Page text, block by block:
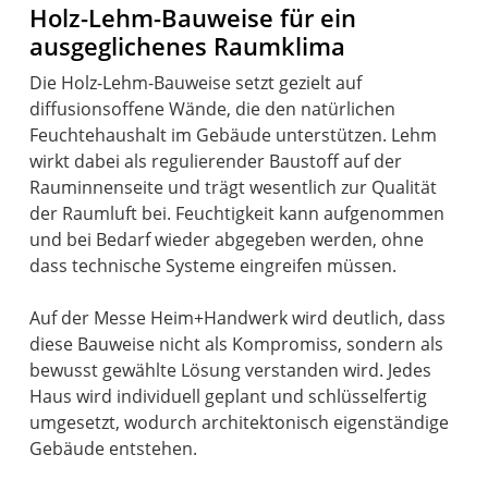
Holz-Lehm-Bauweise für ein
ausgeglichenes Raumklima
Die Holz-Lehm-Bauweise setzt gezielt auf
diffusionsoffene Wände, die den natürlichen
Feuchtehaushalt im Gebäude unterstützen. Lehm
wirkt dabei als regulierender Baustoff auf der
Rauminnenseite und trägt wesentlich zur Qualität
der Raumluft bei. Feuchtigkeit kann aufgenommen
und bei Bedarf wieder abgegeben werden, ohne
dass technische Systeme eingreifen müssen.
Auf der Messe Heim+Handwerk wird deutlich, dass
diese Bauweise nicht als Kompromiss, sondern als
bewusst gewählte Lösung verstanden wird. Jedes
Haus wird individuell geplant und schlüsselfertig
umgesetzt, wodurch architektonisch eigenständige